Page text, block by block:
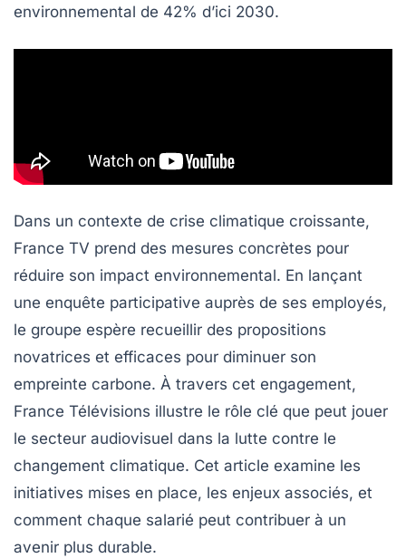
environnemental de 42% d’ici 2030.
Dans un contexte de crise climatique croissante,
France TV prend des mesures concrètes pour
réduire son impact environnemental. En lançant
une enquête participative auprès de ses employés,
le groupe espère recueillir des propositions
novatrices et efficaces pour diminuer son
empreinte carbone. À travers cet engagement,
France Télévisions illustre le rôle clé que peut jouer
le secteur audiovisuel dans la lutte contre le
changement climatique. Cet article examine les
initiatives mises en place, les enjeux associés, et
comment chaque salarié peut contribuer à un
avenir plus durable.